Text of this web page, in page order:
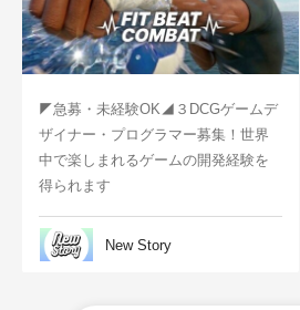
◤急募・未経験OK◢３DCGゲームデ
ザイナー・プログラマー募集！世界
中で楽しまれるゲームの開発経験を
得られます
New Story